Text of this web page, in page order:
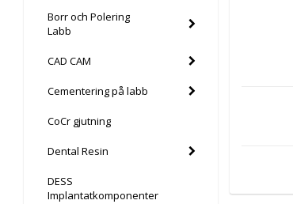
Borr och Polering
Labb
CAD CAM
Cementering på labb
CoCr gjutning
Dental Resin
DESS
Implantatkomponenter